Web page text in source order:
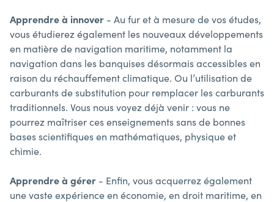
Apprendre à innover - Au fur et à mesure de vos études,
vous étudierez également les nouveaux développements
en matière de navigation maritime, notamment la
navigation dans les banquises désormais accessibles en
raison du réchauffement climatique. Ou l’utilisation de
carburants de substitution pour remplacer les carburants
traditionnels. Vous nous voyez déjà venir : vous ne
pourrez maîtriser ces enseignements sans de bonnes
bases scientifiques en mathématiques, physique et
chimie.
Apprendre à gérer - Enfin, vous acquerrez également
une vaste expérience en économie, en droit maritime, en